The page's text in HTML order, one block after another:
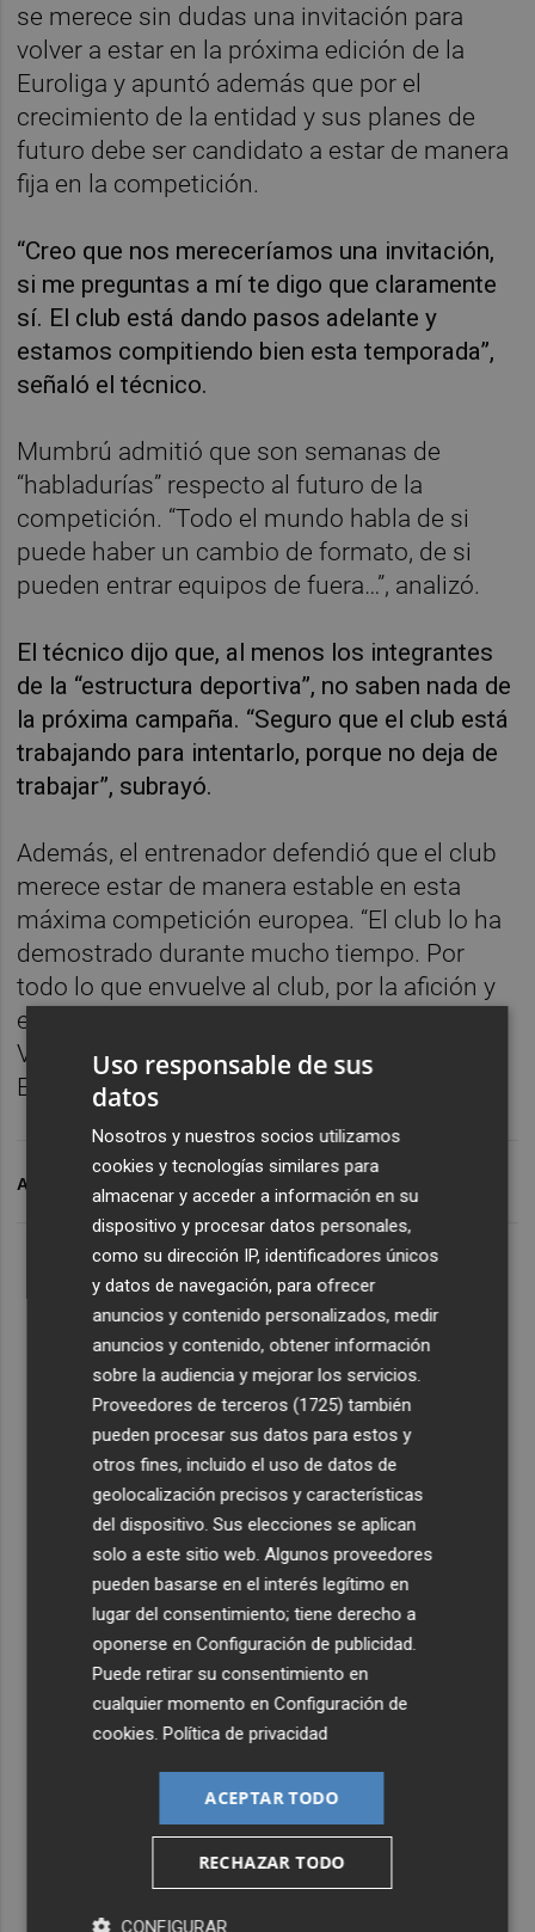
se merece sin dudas una invitación para
volver a estar en la próxima edición de la
Euroliga y apuntó además que por el
crecimiento de la entidad y sus planes de
futuro debe ser candidato a estar de manera
fija en la competición.
“Creo que nos mereceríamos una invitación,
si me preguntas a mí te digo que claramente
sí. El club está dando pasos adelante y
estamos compitiendo bien esta temporada”,
señaló el técnico.
Mumbrú admitió que son semanas de
“habladurías” respecto al futuro de la
competición. “Todo el mundo habla de si
puede haber un cambio de formato, de si
pueden entrar equipos de fuera…”, analizó.
El técnico dijo que, al menos los integrantes
de la “estructura deportiva”, no saben nada de
la próxima campaña. “Seguro que el club está
trabajando para intentarlo, porque no deja de
trabajar”, subrayó.
Además, el entrenador defendió que el club
merece estar de manera estable en esta
máxima competición europea. “El club lo ha
demostrado durante mucho tiempo. Por
todo lo que envuelve al club, por la afición y
el Arena que se está construyendo, el
Valencia es un claro candidato a estar en la
Euroliga mucho tiempo”, concluyó.
ARCHIVADO EN VALENCIA BASKET ÁLEX MUMBRÚ
Uso responsable de sus
datos
Nosotros y nuestros socios utilizamos
cookies y tecnologías similares para
almacenar y acceder a información en su
dispositivo y procesar datos personales,
como su dirección IP, identificadores únicos
y datos de navegación, para ofrecer
anuncios y contenido personalizados, medir
anuncios y contenido, obtener información
sobre la audiencia y mejorar los servicios.
Proveedores de terceros (1725) también
pueden procesar sus datos para estos y
otros fines, incluido el uso de datos de
geolocalización precisos y características
del dispositivo. Sus elecciones se aplican
solo a este sitio web. Algunos proveedores
pueden basarse en el interés legítimo en
lugar del consentimiento; tiene derecho a
oponerse enConfiguración de publicidad.
Puede retirar su consentimiento en
cualquier momento enConfiguración de
cookies.Política de privacidad
ACEPTAR TODO
RECHAZAR TODO
CONFIGURAR